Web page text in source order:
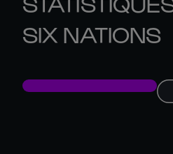
SIX NATIONS